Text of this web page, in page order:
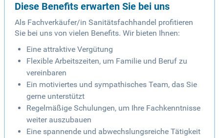
Diese Benefits erwarten Sie bei uns
Als Fachverkäufer/in Sanitätsfachhandel profitieren
Sie bei uns von vielen Benefits. Wir bieten Ihnen:
Eine attraktive Vergütung
Flexible Arbeitszeiten, um Familie und Beruf zu
vereinbaren
Ein motiviertes und sympathisches Team, das Sie
gerne unterstützt
Regelmäßige Schulungen, um Ihre Fachkenntnisse
weiter auszubauen
Eine spannende und abwechslungsreiche Tätigkeit